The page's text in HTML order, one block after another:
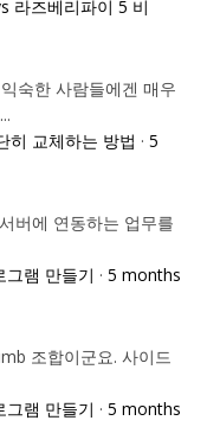
라즈베리파이 5 비
숙한 사람들에겐 매우
히 교체하는 방법 · 5
버에 연동하는 업무를
램 만들기 · 5 months
조합이군요. 사이드
램 만들기 · 5 months